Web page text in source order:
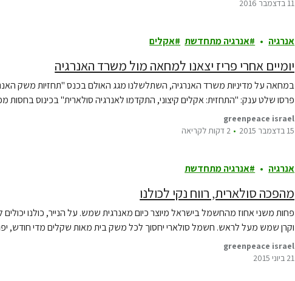
11 בדצמבר 2016
אנרגיה אנרגיה מתחדשת אקלים
יומיים אחרי פריז יצאנו למחאה מול משרד האנרגיה
במחאה על מדיניות משרד האנרגיה, השתלשלנו מגג האולם בכנס "תחזיות משק
פרסו שלט ענק: "התחזית: אקלים קיצוני, התקדמו לאנרגיה סולארית" בכינוס בחסות
greenpeace israel
15 בדצמבר 2015
2 דקות לקריאה
אנרגיה אנרגיה מתחדשת
מהפכה סולארית, רווח נקי לכולנו
פחות משני אחוז מהחשמל בישראל מיוצר כיום מאנרגית שמש. על הנייר, כולנו
וקרן שמש מעל לראש. חשמל סולארי יחסוך לכל משק בית מאות שקלים מדי חודש,
greenpeace israel
21 ביוני 2015